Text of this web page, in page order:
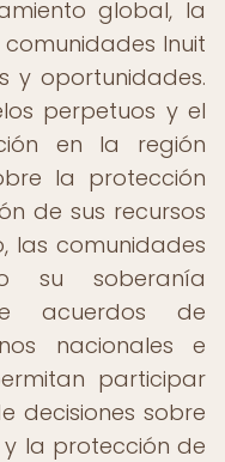
global, la
Inuit
y oportunidades.
perpetuos y el
en la región
la protección
de sus recursos
las comunidades
su soberanía
acuerdos de
nacionales e
participar
decisiones sobre
la protección de